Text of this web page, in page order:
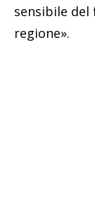
sensibile
regione».